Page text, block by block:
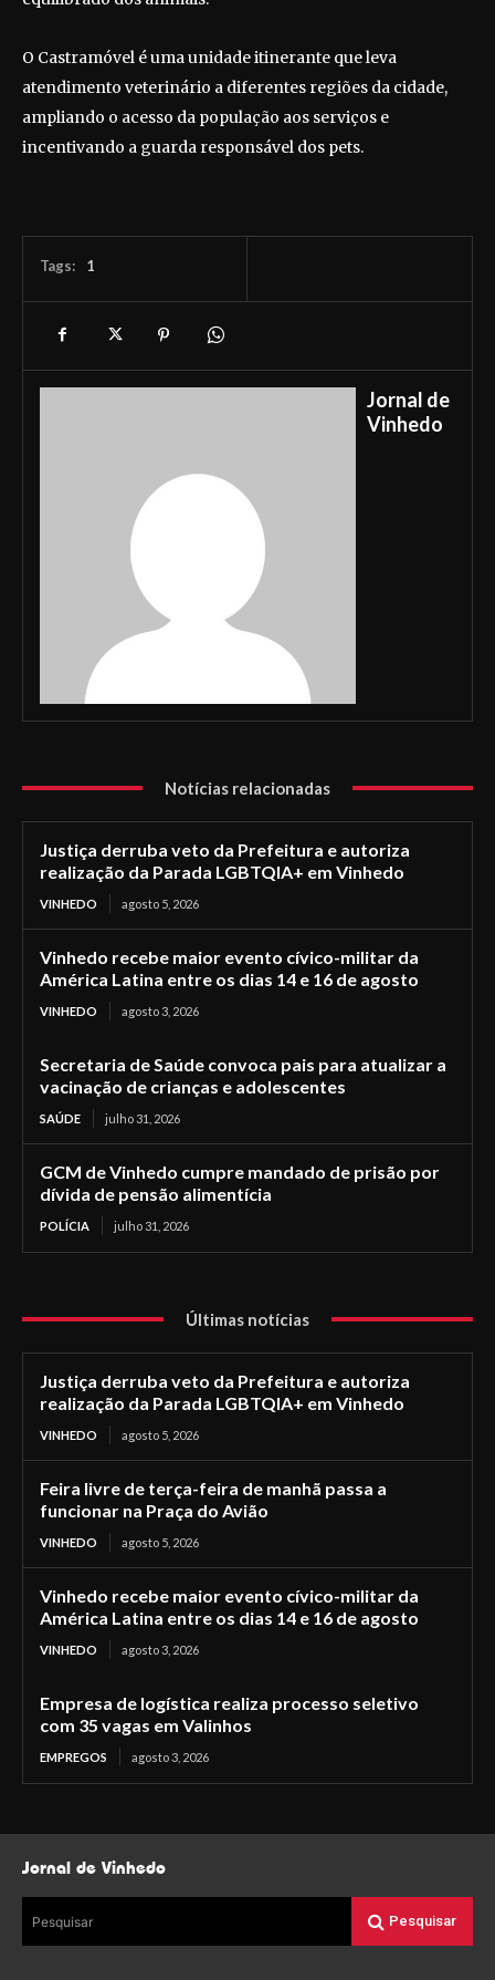
O Castramóvel é uma unidade itinerante que leva
atendimento veterinário a diferentes regiões da cidade,
ampliando o acesso da população aos serviços e
incentivando a guarda responsável dos pets.
Tags: 1
Jornal de
Vinhedo
Notícias relacionadas
Justiça derruba veto da Prefeitura e autoriza
realização da Parada LGBTQIA+ em Vinhedo
VINHEDO agosto 5, 2026
Vinhedo recebe maior evento cívico-militar da
América Latina entre os dias 14 e 16 de agosto
VINHEDO agosto 3, 2026
Secretaria de Saúde convoca pais para atualizar a
vacinação de crianças e adolescentes
SAÚDE julho 31, 2026
GCM de Vinhedo cumpre mandado de prisão por
dívida de pensão alimentícia
POLÍCIA julho 31, 2026
Últimas notícias
Justiça derruba veto da Prefeitura e autoriza
realização da Parada LGBTQIA+ em Vinhedo
VINHEDO agosto 5, 2026
Feira livre de terça-feira de manhã passa a
funcionar na Praça do Avião
VINHEDO agosto 5, 2026
Vinhedo recebe maior evento cívico-militar da
América Latina entre os dias 14 e 16 de agosto
VINHEDO agosto 3, 2026
Empresa de logística realiza processo seletivo
com 35 vagas em Valinhos
EMPREGOS agosto 3, 2026
Jornal de Vinhedo
Pesquisar Pesquisar